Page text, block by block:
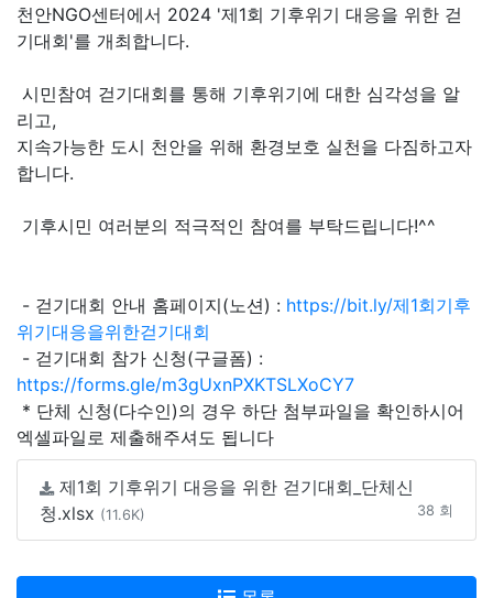
천안NGO센터에서 2024 '제1회 기후위기 대응을 위한 걷
기대회'를 개최합니다.
시민참여 걷기대회를 통해 기후위기에 대한 심각성을 알
리고,
지속가능한 도시 천안을 위해 환경보호 실천을 다짐하고자
합니다.
기후시민 여러분의 적극적인 참여를 부탁드립니다!^^
- 걷기대회 안내 홈페이지(노션) : https://bit.ly/제1회기후
위기대응을위한걷기대회
- 걷기대회 참가 신청(구글폼) :
https://forms.gle/m3gUxnPXKTSLXoCY7
* 단체 신청(다수인)의 경우 하단 첨부파일을 확인하시어
엑셀파일로 제출해주셔도 됩니다
제1회 기후위기 대응을 위한 걷기대회_단체신
청.xlsx (11.6K) 38 회